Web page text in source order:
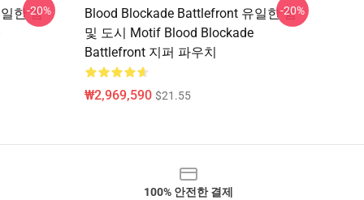
한 힘
-20%
Blood Blockade Battlefront 유일한 힘
및 도시 Motif Blood Blockade
Battlefront 지퍼 파우치
₩2,969,590 $21.55
-20%
100% 안전한 결제